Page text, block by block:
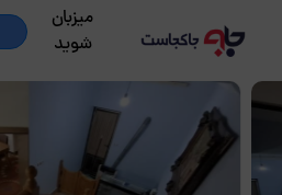
میزبان
شوید